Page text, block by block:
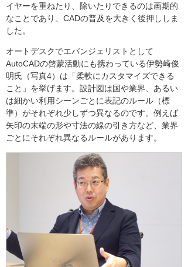
イヤーを重ねたり、除いたりできるのは画期的
なことであり、CADの普及を大きく後押ししま
した。
オートデスクでエバンジェリストとして
AutoCADの啓蒙活動にも携わっている伊勢崎俊
明氏（写真4）は「柔軟にカスタマイズできる
こと」を挙げます。設計図は国や業界、あるい
は細かい利用シーンごとに表記のルール（標
準）がそれぞれ少しずつ異なるのです。例えば
矢印の末端の形や寸法の線の引き方など、業界
ごとにそれぞれ異なるルールがあります。